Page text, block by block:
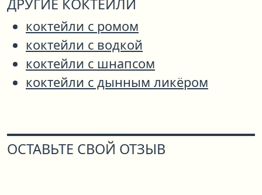
ДРУГИЕ КОКТЕЙЛИ
коктейли с ромом
коктейли с водкой
коктейли с шнапсом
коктейли с дынным ликёром
ОСТАВЬТЕ СВОЙ ОТЗЫВ